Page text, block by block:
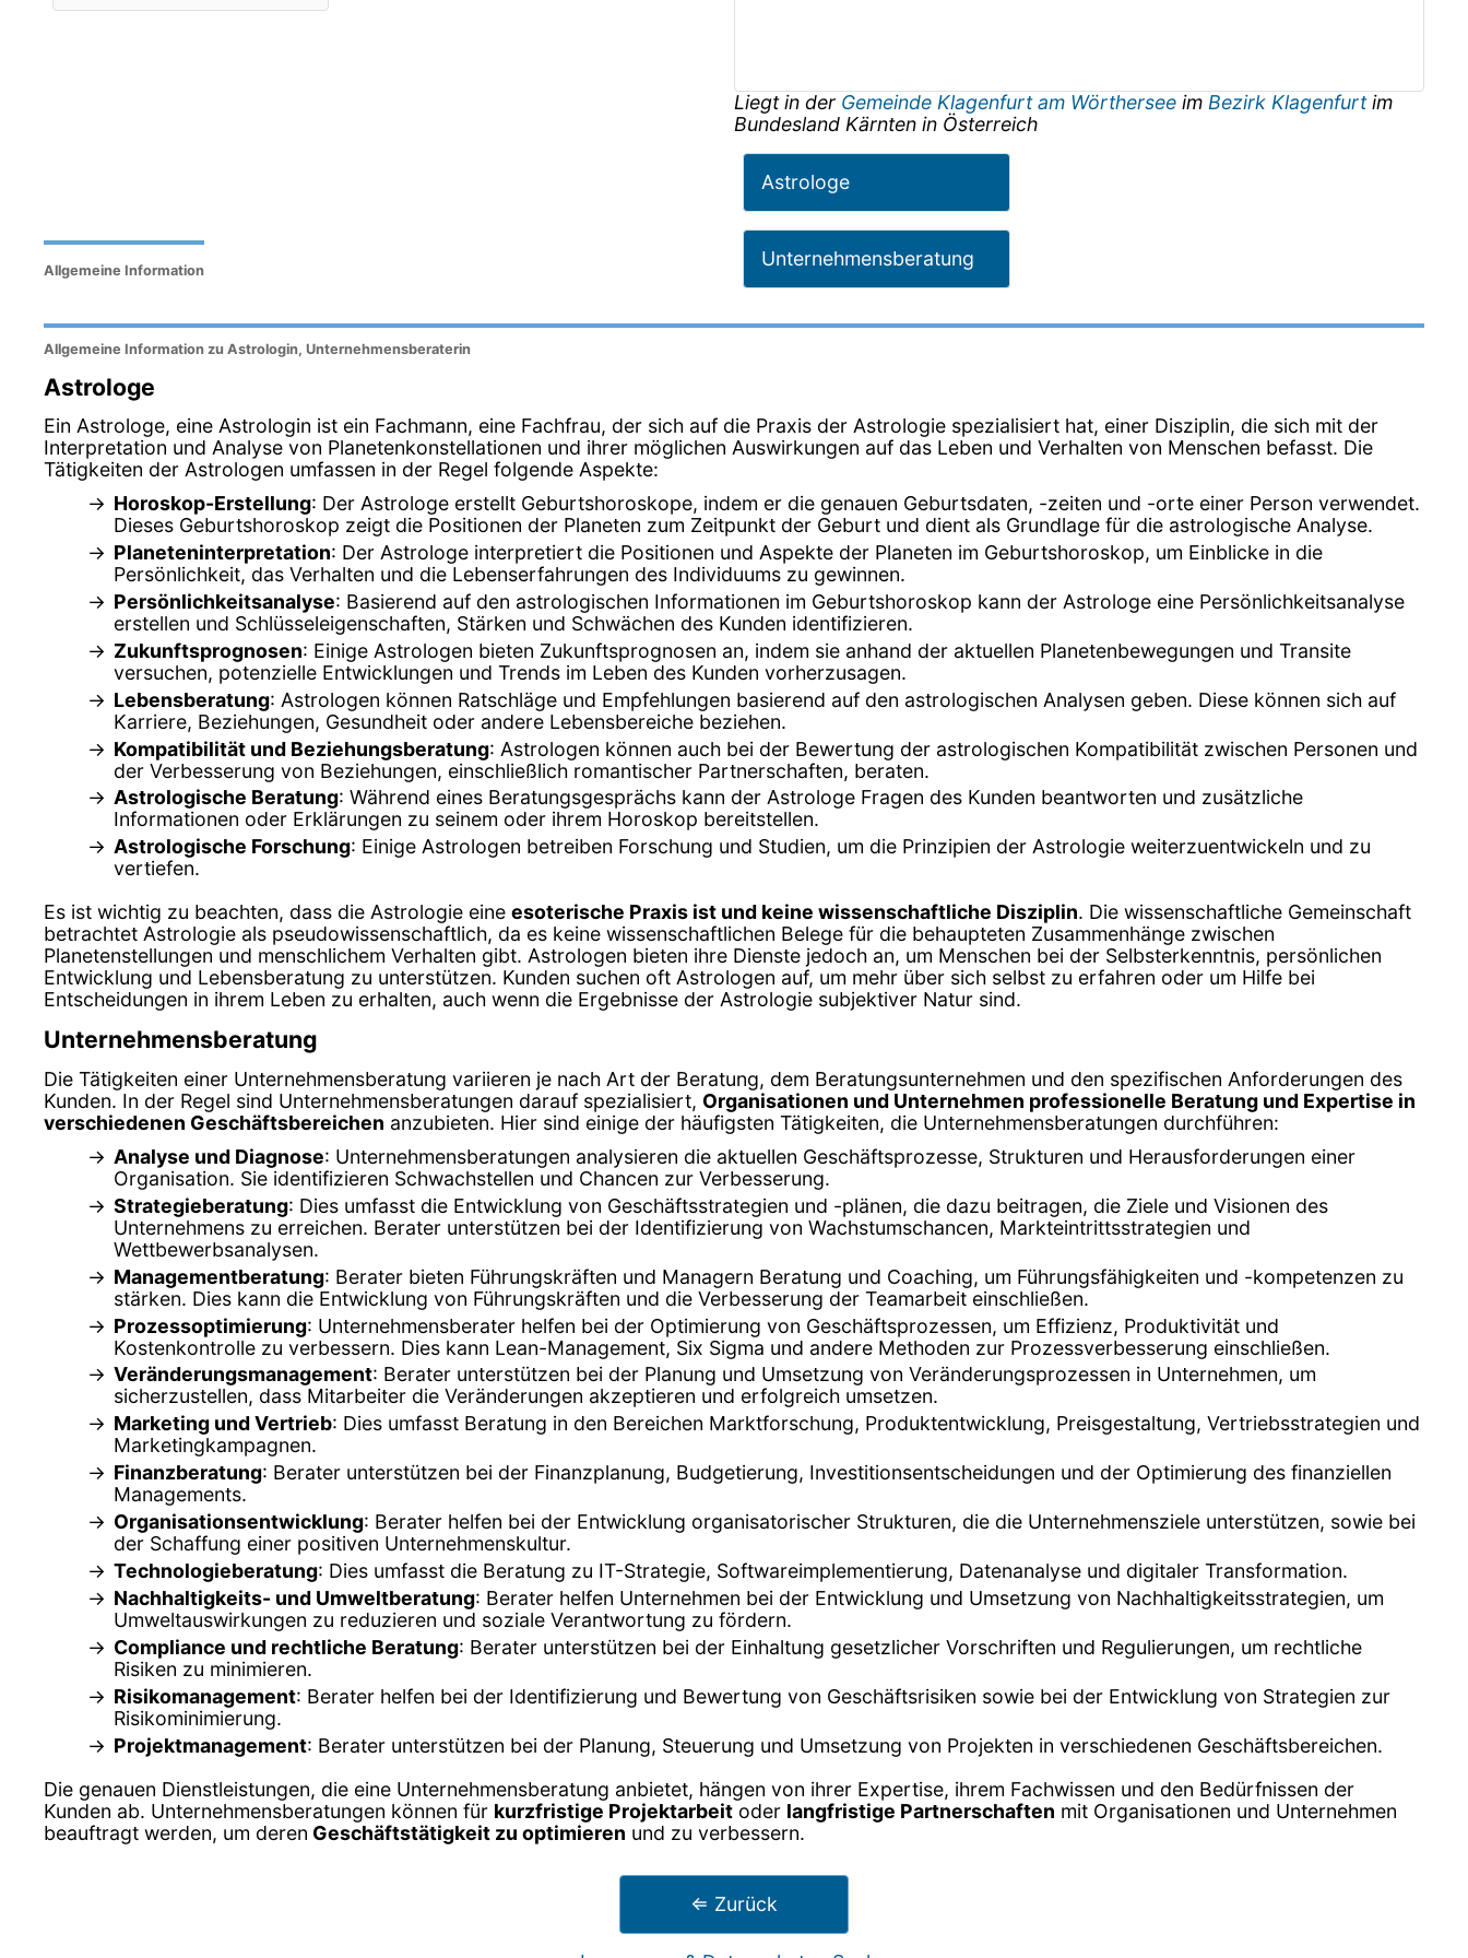
Allgemeine Information
Liegt in der Gemeinde Klagenfurt am Wörthersee im Bezirk Klagenfurtim
Bundesland Kärnten in Österreich
Astrologe
Unternehmensberatung
Allgemeine Information zu Astrologin, Unternehmensberaterin
Astrologe
Ein Astrologe, eine Astrologin ist ein Fachmann, eine Fachfrau, der sich auf die Praxis der Astrologie spezialisiert hat, einer Disziplin, die sich mit der
Interpretation und Analyse von Planetenkonstellationen und ihrer möglichen Auswirkungen auf das Leben und Verhalten von Menschen befasst. Die
Tätigkeiten der Astrologen umfassen in der Regel folgende Aspekte:
Horoskop-Erstellung: Der Astrologe erstellt Geburtshoroskope, indem er die genauen Geburtsdaten, -zeiten und -orte einer Person verwendet.
Dieses Geburtshoroskop zeigt die Positionen der Planeten zum Zeitpunkt der Geburt und dient als Grundlage für die astrologische Analyse.
Planeteninterpretation: Der Astrologe interpretiert die Positionen und Aspekte der Planeten im Geburtshoroskop, um Einblicke in die
Persönlichkeit, das Verhalten und die Lebenserfahrungen des Individuums zu gewinnen.
Persönlichkeitsanalyse: Basierend auf den astrologischen Informationen im Geburtshoroskop kann der Astrologe eine Persönlichkeitsanalyse
erstellen und Schlüsseleigenschaften, Stärken und Schwächen des Kunden identifizieren.
Zukunftsprognosen: Einige Astrologen bieten Zukunftsprognosen an, indem sie anhand der aktuellen Planetenbewegungen und Transite
versuchen, potenzielle Entwicklungen und Trends im Leben des Kunden vorherzusagen.
Lebensberatung: Astrologen können Ratschläge und Empfehlungen basierend auf den astrologischen Analysen geben. Diese können sich auf
Karriere, Beziehungen, Gesundheit oder andere Lebensbereiche beziehen.
Kompatibilität und Beziehungsberatung: Astrologen können auch bei der Bewertung der astrologischen Kompatibilität zwischen Personen und
der Verbesserung von Beziehungen, einschließlich romantischer Partnerschaften, beraten.
Astrologische Beratung: Während eines Beratungsgesprächs kann der Astrologe Fragen des Kunden beantworten und zusätzliche
Informationen oder Erklärungen zu seinem oder ihrem Horoskop bereitstellen.
Astrologische Forschung: Einige Astrologen betreiben Forschung und Studien, um die Prinzipien der Astrologie weiterzuentwickeln und zu
vertiefen.
Es ist wichtig zu beachten, dass die Astrologie eine esoterische Praxis ist und keine wissenschaftliche Disziplin. Die wissenschaftliche Gemeinschaft
betrachtet Astrologie als pseudowissenschaftlich, da es keine wissenschaftlichen Belege für die behaupteten Zusammenhänge zwischen
Planetenstellungen und menschlichem Verhalten gibt. Astrologen bieten ihre Dienste jedoch an, um Menschen bei der Selbsterkenntnis, persönlichen
Entwicklung und Lebensberatung zu unterstützen. Kunden suchen oft Astrologen auf, um mehr über sich selbst zu erfahren oder um Hilfe bei
Entscheidungen in ihrem Leben zu erhalten, auch wenn die Ergebnisse der Astrologie subjektiver Natur sind.
Unternehmensberatung
Die Tätigkeiten einer Unternehmensberatung variieren je nach Art der Beratung, dem Beratungsunternehmen und den spezifischen Anforderungen des
Kunden. In der Regel sind Unternehmensberatungen darauf spezialisiert, Organisationen und Unternehmen professionelle Beratung und Expertise in
verschiedenen Geschäftsbereichen anzubieten. Hier sind einige der häufigsten Tätigkeiten, die Unternehmensberatungen durchführen:
Analyse und Diagnose: Unternehmensberatungen analysieren die aktuellen Geschäftsprozesse, Strukturen und Herausforderungen einer
Organisation. Sie identifizieren Schwachstellen und Chancen zur Verbesserung.
Strategieberatung: Dies umfasst die Entwicklung von Geschäftsstrategien und -plänen, die dazu beitragen, die Ziele und Visionen des
Unternehmens zu erreichen. Berater unterstützen bei der Identifizierung von Wachstumschancen, Markteintrittsstrategien und
Wettbewerbsanalysen.
Managementberatung: Berater bieten Führungskräften und Managern Beratung und Coaching, um Führungsfähigkeiten und -kompetenzen zu
stärken. Dies kann die Entwicklung von Führungskräften und die Verbesserung der Teamarbeit einschließen.
Prozessoptimierung: Unternehmensberater helfen bei der Optimierung von Geschäftsprozessen, um Effizienz, Produktivität und
Kostenkontrolle zu verbessern. Dies kann Lean-Management, Six Sigma und andere Methoden zur Prozessverbesserung einschließen.
Veränderungsmanagement: Berater unterstützen bei der Planung und Umsetzung von Veränderungsprozessen in Unternehmen, um
sicherzustellen, dass Mitarbeiter die Veränderungen akzeptieren und erfolgreich umsetzen.
Marketing und Vertrieb: Dies umfasst Beratung in den Bereichen Marktforschung, Produktentwicklung, Preisgestaltung, Vertriebsstrategien und
Marketingkampagnen.
Finanzberatung: Berater unterstützen bei der Finanzplanung, Budgetierung, Investitionsentscheidungen und der Optimierung des finanziellen
Managements.
Organisationsentwicklung: Berater helfen bei der Entwicklung organisatorischer Strukturen, die die Unternehmensziele unterstützen, sowie bei
der Schaffung einer positiven Unternehmenskultur.
Technologieberatung: Dies umfasst die Beratung zu IT-Strategie, Softwareimplementierung, Datenanalyse und digitaler Transformation.
Nachhaltigkeits- und Umweltberatung: Berater helfen Unternehmen bei der Entwicklung und Umsetzung von Nachhaltigkeitsstrategien, um
Umweltauswirkungen zu reduzieren und soziale Verantwortung zu fördern.
Compliance und rechtliche Beratung: Berater unterstützen bei der Einhaltung gesetzlicher Vorschriften und Regulierungen, um rechtliche
Risiken zu minimieren.
Risikomanagement: Berater helfen bei der Identifizierung und Bewertung von Geschäftsrisiken sowie bei der Entwicklung von Strategien zur
Risikominimierung.
Projektmanagement: Berater unterstützen bei der Planung, Steuerung und Umsetzung von Projekten in verschiedenen Geschäftsbereichen.
Die genauen Dienstleistungen, die eine Unternehmensberatung anbietet, hängen von ihrer Expertise, ihrem Fachwissen und den Bedürfnissen der
Kunden ab. Unternehmensberatungen können für kurzfristige Projektarbeit oder langfristige Partnerschaften mit Organisationen und Unternehmen
beauftragt werden, um deren Geschäftstätigkeit zu optimieren und zu verbessern.
⇐ Zurück